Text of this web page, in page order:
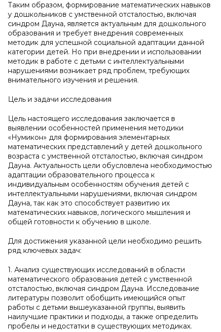
Таким образом, формирование математических навыков
у дошкольников с умственной отсталостью, включая
синдром Дауна, является актуальным для дошкольного
образования и требует внедрения современных
методик для успешной социальной адаптации данной
категории детей. Но при внедрении и использовании
методик в работе с детьми с интеллектуальными
нарушениями возникает ряд проблем, требующих
внимательного изучения и решения.
Цель и задачи исследования
Цель настоящего исследования заключается в
выявлении особенностей применения методики
«Нумикон» для формирования элементарных
математических представлений у детей дошкольного
возраста с умственной отсталостью, включая синдром
Дауна. Актуальность цели обусловлена необходимостью
адаптации образовательного процесса к
индивидуальным особенностям обучения детей с
интеллектуальными нарушениями, включая синдром
Дауна, так как это способствует развитию их
математических навыков, логического мышления и
общей готовности к обучению в школе.
Для достижения указанной цели необходимо решить
ряд ключевых задач:
1. Анализ существующих исследований в области
математического образования детей с умственной
отсталостью, включая синдром Дауна. Исследование
литературы позволит обобщить имеющийся опыт
работы с детьми вышеуказанной группы, выявить
наилучшие практики и подходы, а также определить
пробелы и недостатки в существующих методиках.